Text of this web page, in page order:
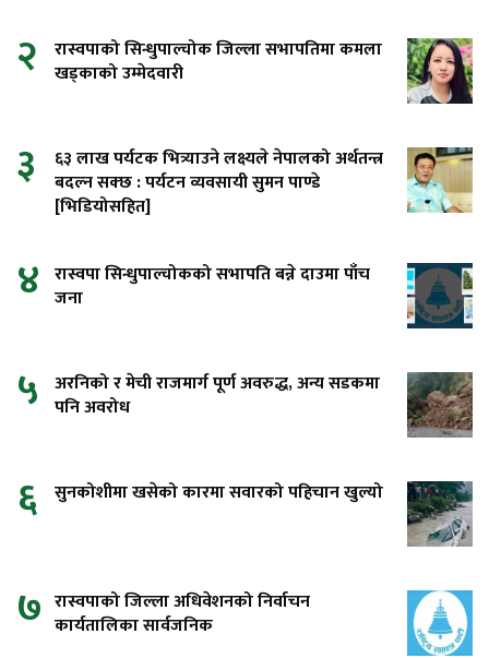
२
रास्वपाको सिन्धुपाल्चोक जिल्ला सभापतिमा कमला
खड्काको उम्मेदवारी
३
६३ लाख पर्यटक भित्र्याउने लक्ष्यले नेपालको अर्थतन्त्र
बदल्न सक्छ : पर्यटन व्यवसायी सुमन पाण्डे
[भिडियोसहित]
४ रास्वपा सिन्धुपाल्चोकको सभापति बन्ने दाउमा पाँच
जना
५ अरनिको र मेची राजमार्ग पूर्ण अवरुद्ध, अन्य सडकमा
पनि अवरोध
६ सुनकोशीमा खसेको कारमा सवारको पहिचान खुल्यो
७ रास्वपाको जिल्ला अधिवेशनको निर्वाचन
कार्यतालिका सार्वजनिक